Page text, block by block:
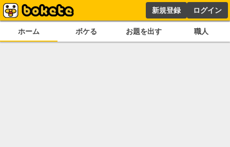
新規登録 ログイン
ホーム ボケる お題を出す 職人